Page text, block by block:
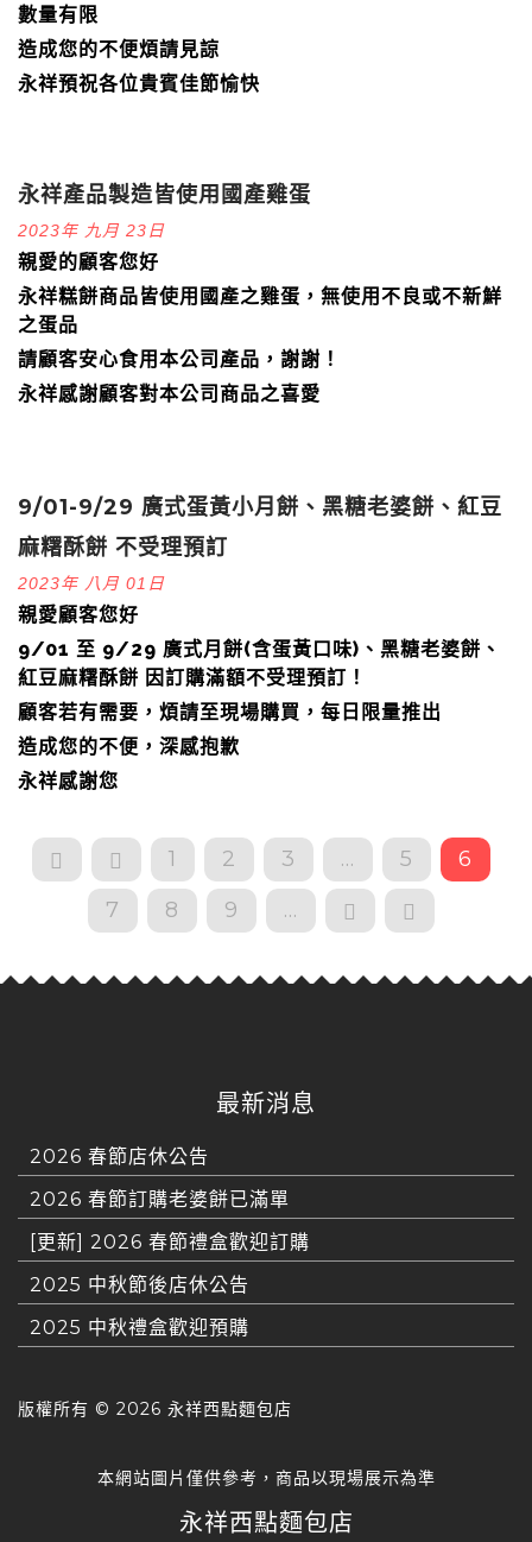
數量有限
造成您的不便煩請見諒
永祥預祝各位貴賓佳節愉快
永祥產品製造皆使用國產雞蛋
2023年 九月 23日
親愛的顧客您好
永祥糕餅商品皆使用國產之雞蛋，無使用不良或不新鮮
之蛋品
請顧客安心食用本公司產品，謝謝！
永祥感謝顧客對本公司商品之喜愛
9/01-9/29 廣式蛋黃小月餅、黑糖老婆餅、紅豆
麻糬酥餅 不受理預訂
2023年 八月 01日
親愛顧客您好
9/01 至 9/29 廣式月餅(含蛋黃口味)、黑糖老婆餅、
紅豆麻糬酥餅 因訂購滿額不受理預訂！
顧客若有需要，煩請至現場購買，每日限量推出
造成您的不便，深感抱歉
永祥感謝您
1 2 3 ... 5
6
7
8 9 ...
最新消息
2026 春節店休公告
2026 春節訂購老婆餅已滿單
[更新] 2026 春節禮盒歡迎訂購
2025 中秋節後店休公告
2025 中秋禮盒歡迎預購
版權所有 © 2026 永祥西點麵包店
本網站圖片僅供參考，商品以現場展示為準
永祥西點麵包店